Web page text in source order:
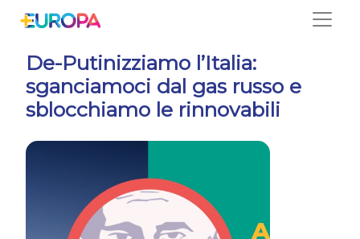
De-Putinizziamo l’Italia:
sganciamoci dal gas russo e
sblocchiamo le rinnovabili